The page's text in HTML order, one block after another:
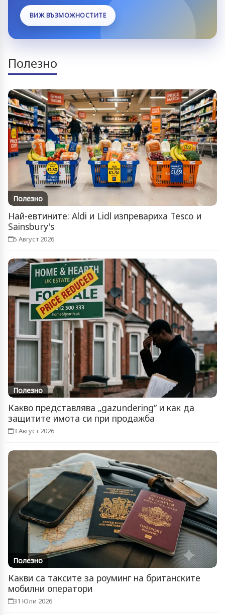
ВИЖ ВЪЗМОЖНОСТИТЕ
Полезно
Полезно
Най-евтините: Aldi и Lidl изпревариха Tesco и
Sainsbury's
5 Август 2026
Полезно
Какво представлява „gazundering“ и как да
защитите имота си при продажба
3 Август 2026
Полезно
Какви са таксите за роуминг на британските
мобилни оператори
31 Юли 2026